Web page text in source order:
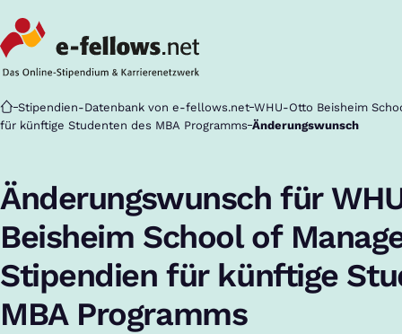
Startseite
Stipendien-Datenbank von e-fellows.net WHU-Otto Beisheim
für künftige Studenten des MBA Programms Änderungswunsch
Änderungswunsch für
Beisheim School of
Stipendien für künftige
MBA Programms